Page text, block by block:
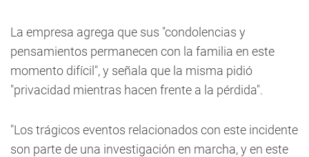
La empresa agrega que sus "condolencias y
pensamientos permanecen con la familia en este
momento difícil", y señala que la misma pidió
"privacidad mientras hacen frente a la pérdida".
"Los trágicos eventos relacionados con este incidente
son parte de una investigación en marcha, y en este